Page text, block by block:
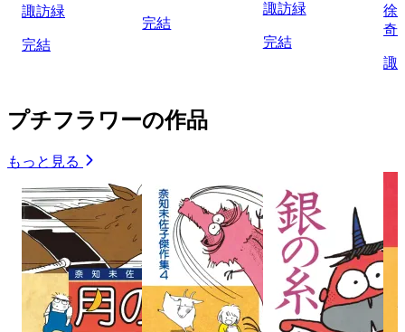
諏訪緑
完結
完結
諏訪緑
完結
徐
奇
諏
プチフラワーの作品
もっと見る